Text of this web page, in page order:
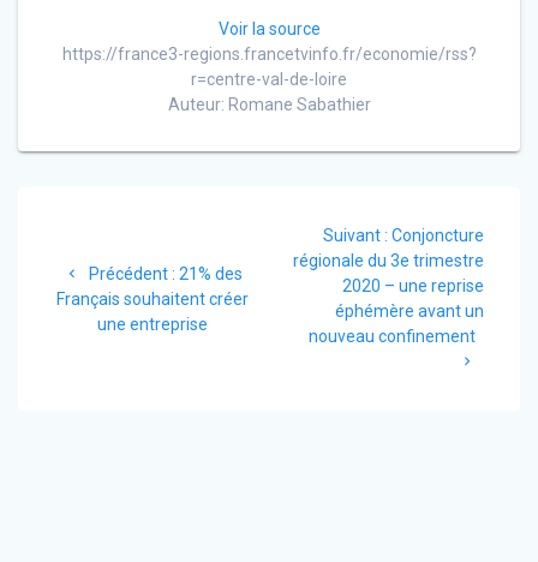
Voir la source
https://france3-regions.francetvinfo.fr/economie/rss?
r=centre-val-de-loire
Auteur: Romane Sabathier
l’article
Précédent : Article
précédent
:
21% des
Français souhaitent créer
une entreprise
Suivant : Article
suivant
:
Conjoncture
régionale du 3e trimestre
2020 – une reprise
éphémère avant un
nouveau confinement